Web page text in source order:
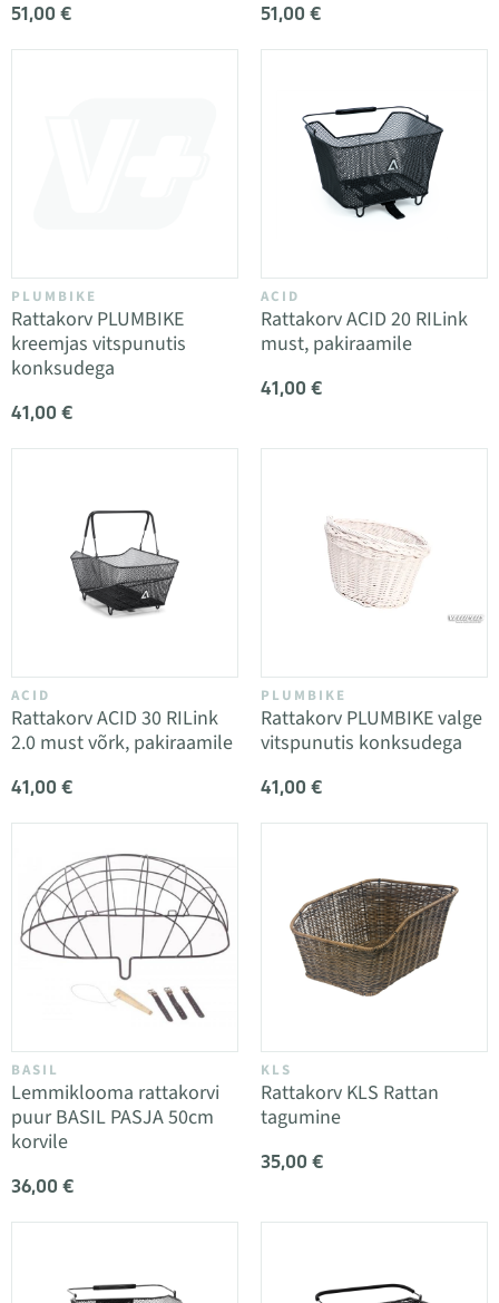
51,00 € 51,00 €
PLUMBIKE
Rattakorv PLUMBIKE
kreemjas vitspunutis
konksudega
41,00 €
ACID
Rattakorv ACID 20 RILink
must, pakiraamile
41,00 €
ACID
Rattakorv ACID 30 RILink
2.0 must võrk, pakiraamile
41,00 €
PLUMBIKE
Rattakorv PLUMBIKE valge
vitspunutis konksudega
41,00 €
BASIL
Lemmiklooma rattakorvi
puur BASIL PASJA 50cm
korvile
36,00 €
KLS
Rattakorv KLS Rattan
tagumine
35,00 €